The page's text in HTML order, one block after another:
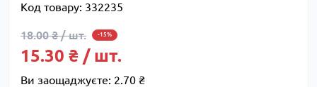
Код товару: 332235
18.00 ₴ / шт. -15%
15.30 ₴ / шт.
Ви заощаджуєте: 2.70 ₴